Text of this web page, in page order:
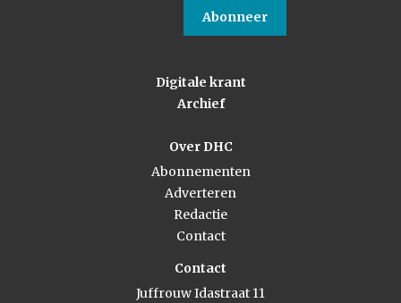
Abonneer
Digitale krant
Archief
Over DHC
Abonnementen
Adverteren
Redactie
Contact
Contact
Juffrouw Idastraat 11